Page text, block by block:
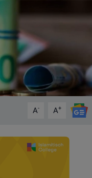
A- A+